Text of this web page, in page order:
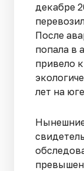
декабре
После
попала в
привело
лет на